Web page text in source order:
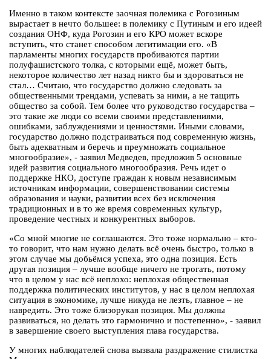
Именно в таком контексте заочная полемика с Рогозиным
вырастает в нечто большее: в полемику с Путиным и его идеей
создания ОНФ, куда Рогозин и его КРО может вскоре
вступить, что станет способом легитимации его. «В
парламенты многих государств пробиваются партии
полуфашистского толка, с которыми ещё, может быть,
некоторое количество лет назад никто бы и здороваться не
стал… Считаю, что государство должно следовать за
общественными трендами, успевать за ними, а не тащить
общество за собой. Тем более что руководство государства –
это такие же люди со всеми своими представлениями,
ошибками, заблуждениями и ценностями. Иными словами,
государство должно подстраиваться под современную жизнь,
быть адекватным и беречь и преумножать социальное
многообразие», - заявил Медведев, предложив 5 основные
идей развития социального многообразия. Речь идет о
поддержке НКО, доступе граждан к новым независимым
источникам информации, совершенствовании системы
образования и науки, развитии всех без исключения
традиционных и в то же время современных культур,
проведение честных и конкурентных выборов.
«Со мной многие не соглашаются. Это тоже нормально – кто-
то говорит, что нам нужно делать всё очень быстро, только в
этом случае мы добьёмся успеха, это одна позиция. Есть
другая позиция – лучше вообще ничего не трогать, потому
что в целом у нас всё неплохо: неплохая общественная
поддержка политических институтов, у нас в целом неплохая
ситуация в экономике, лучше никуда не лезть, главное – не
навредить. Это тоже близорукая позиция. Мы должны
развиваться, но делать это гармонично и постепенно», - заявил
в завершение своего выступления глава государства.
У многих наблюдателей снова вызвала раздражение стилистка